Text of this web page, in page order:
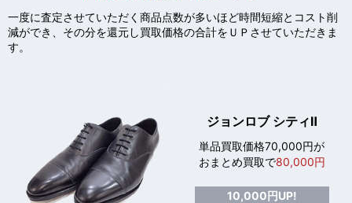
一度に査定させていただく商品点数が多いほど時間短縮とコスト削
減ができ、 その分を還元し買取価格の合計をＵＰさせていただきま
す。
ジョンロブ シティⅡ
単品買取価格70,000円が
おまとめ買取で80,000円
10,000円UP!